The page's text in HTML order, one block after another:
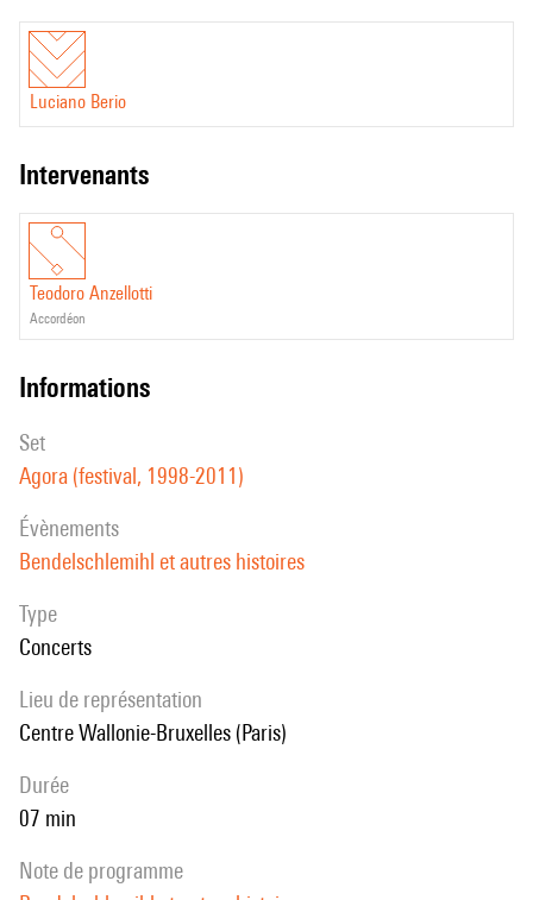
Luciano Berio
intervenants
Teodoro Anzellotti
accordéon
informations
set
Agora (festival, 1998-2011)
évènements
Bendelschlemihl et autres histoires
Type
Concerts
Lieu de représentation
Centre Wallonie-Bruxelles (Paris)
durée
07 min
note de programme